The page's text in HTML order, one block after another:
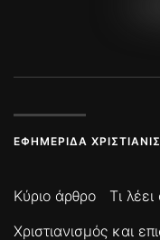
ΕΦΗΜΕΡΊΔΑ
Κύριο άρθρο Τι
Χριστιανισμός και